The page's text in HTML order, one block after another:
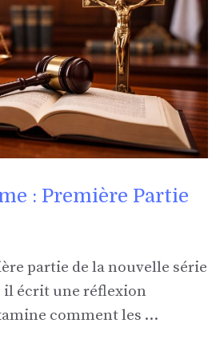
: Première Partie
partie de la nouvelle série
il écrit une réflexion
comment les …